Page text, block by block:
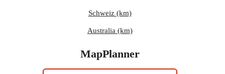
Schweiz (km)
Australia (km)
MapPlanner